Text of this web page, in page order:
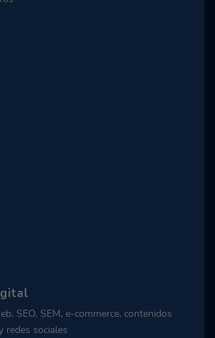
SEO, SEM, e-commerce, contenidos
redes sociales